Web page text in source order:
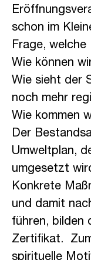
schon im
Frage,
Wie können
Wie sieht der
noch mehr
Wie kommen
Der
Umweltplan,
umgesetzt
Konkrete
und damit
führen, bilden
Zertifikat.
spirituelle